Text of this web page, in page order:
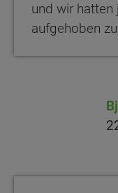
und wir hatten
aufgehoben